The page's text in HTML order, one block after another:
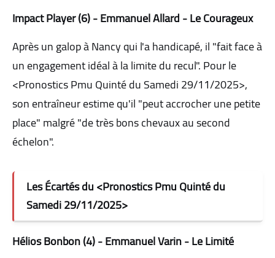
Impact Player (6) - Emmanuel Allard - Le Courageux
Après un galop à Nancy qui l'a handicapé, il "fait face à
un engagement idéal à la limite du recul". Pour le
<Pronostics Pmu Quinté du Samedi 29/11/2025>,
son entraîneur estime qu'il "peut accrocher une petite
place" malgré "de très bons chevaux au second
échelon".
Les Écartés du <Pronostics Pmu Quinté du
Samedi 29/11/2025>
Hélios Bonbon (4) - Emmanuel Varin - Le Limité